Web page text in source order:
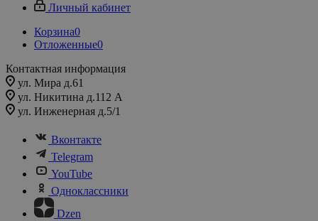
Личный кабинет
Корзина0
Отложенные0
Контактная информация
ул. Мира д.61
ул. Никитина д.112 А
ул. Инженерная д.5/1
Вконтакте
Telegram
YouTube
Одноклассники
Dzen